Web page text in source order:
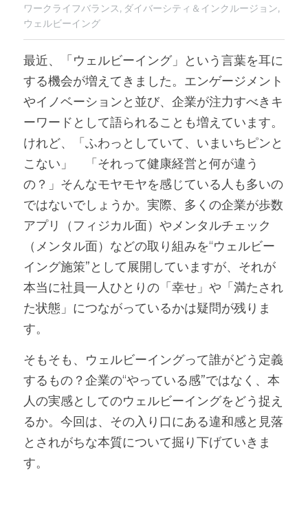
ワークライフバランス, ダイバーシティ＆インクルージョン,
ウェルビーイング
最近、「ウェルビーイング」という言葉を耳に
する機会が増えてきました。エンゲージメント
やイノベーションと並び、企業が注力すべきキ
ーワードとして語られることも増えています。
けれど、「ふわっとしていて、いまいちピンと
こない」　「それって健康経営と何が違う
の？」そんなモヤモヤを感じている人も多いの
ではないでしょうか。実際、多くの企業が歩数
アプリ（フィジカル面）やメンタルチェック
（メンタル面）などの取り組みを“ウェルビー
イング施策”として展開していますが、それが
本当に社員一人ひとりの「幸せ」や「満たされ
た状態」につながっているかは疑問が残りま
す。
そもそも、ウェルビーイングって誰がどう定義
するもの？企業の“やっている感”ではなく、本
人の実感としてのウェルビーイングをどう捉え
るか。今回は、その入り口にある違和感と見落
とされがちな本質について掘り下げていきま
す。